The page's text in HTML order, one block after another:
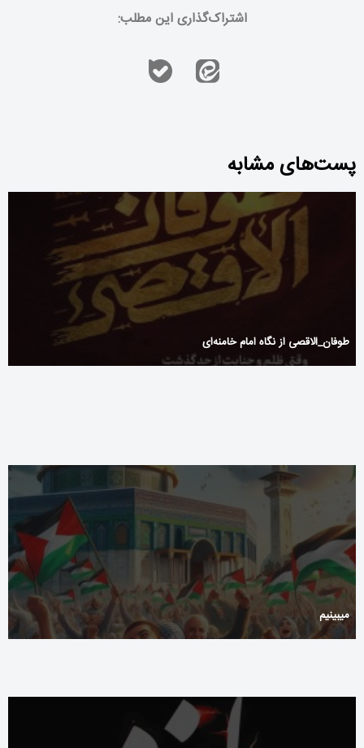
اشتراک‌گذاری این مطلب:
پست‌های مشابه
طوفان_الاقصی از نگاه امام خامنه‌ای‌
میبینیم ‌